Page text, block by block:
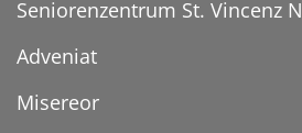
Seniorenzentrum St. Vincenz
Adveniat
Misereor